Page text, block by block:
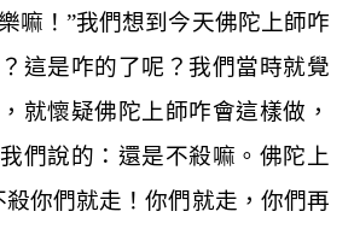
嘛！”我們想到今天佛陀上師咋
這是咋的了呢？我們當時就覺
就懷疑佛陀上師咋會這樣做，
們說的：還是不殺嘛。佛陀上
殺你們就走！你們就走，你們再